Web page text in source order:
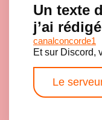
Click here to accept
Un texte
j’ai
canalconcorde1
Et sur Discord,
Le